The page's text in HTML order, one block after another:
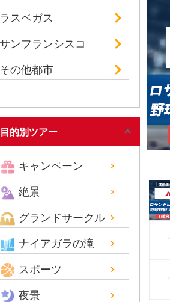
ラスベガス
サンフランシスコ
その他都市
目的別ツアー
キャンペーン
絶景
グランドサークル
ナイアガラの滝
スポーツ
夜景